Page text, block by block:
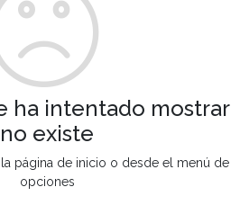
ha intentado mostrar
no existe
página de inicio o desde el menú de
opciones